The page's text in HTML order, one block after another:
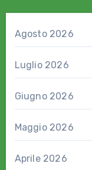
Agosto 2026
Luglio 2026
Giugno 2026
Maggio 2026
Aprile 2026